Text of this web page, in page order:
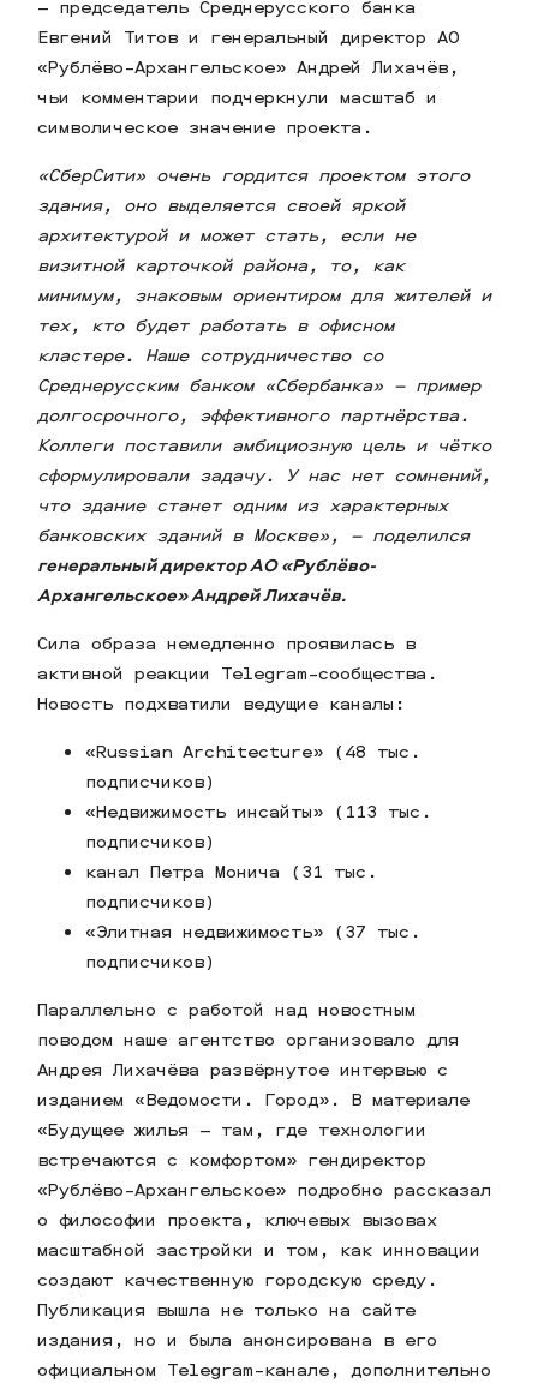
– председатель Среднерусского банка
Евгений Титов и генеральный директор АО
«Рублёво-Архангельское» Андрей Лихачёв,
чьи комментарии подчеркнули масштаб и
символическое значение проекта.
«СберСити» очень гордится проектом этого
здания, оно выделяется своей яркой
архитектурой и может стать, если не
визитной карточкой района, то, как
минимум, знаковым ориентиром для жителей и
тех, кто будет работать в офисном
кластере. Наше сотрудничество со
Среднерусским банком «Сбербанка» – пример
долгосрочного, эффективного партнёрства.
Коллеги поставили амбициозную цель и чётко
сформулировали задачу. У нас нет сомнений,
что здание станет одним из характерных
банковских зданий в Москве», – поделился
генеральный директор АО «Рублёво-
Архангельское» Андрей Лихачёв.
Сила образа немедленно проявилась в
активной реакции Telegram-сообщества.
Новость подхватили ведущие каналы:
«Russian Architecture» (48 тыс.
подписчиков)
«Недвижимость инсайты» (113 тыс.
подписчиков)
канал Петра Монича (31 тыс.
подписчиков)
«Элитная недвижимость» (37 тыс.
подписчиков)
Параллельно с работой над новостным
поводом наше агентство организовало для
Андрея Лихачёва развёрнутое интервью с
изданием «Ведомости. Город». В материале
«Будущее жилья – там, где технологии
встречаются с комфортом» гендиректор
«Рублёво-Архангельское» подробно рассказал
о философии проекта, ключевых вызовах
масштабной застройки и том, как инновации
создают качественную городскую среду.
Публикация вышла не только на сайте
издания, но и была анонсирована в его
официальном Telegram-канале, дополнительно